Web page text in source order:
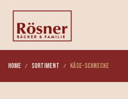
Home Sortiment Käse-Schnecke